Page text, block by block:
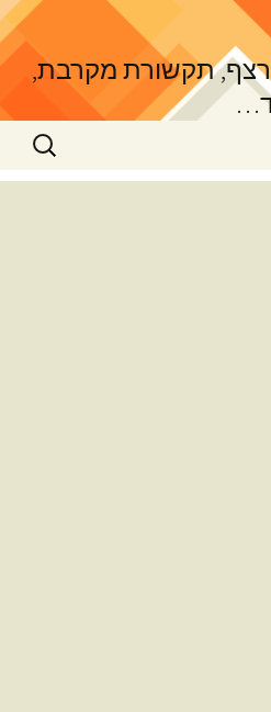
הרצף, תקשורת מקרבת,
חיפוש: